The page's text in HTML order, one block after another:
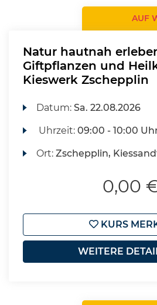
AUF
Natur hautnah
Giftpflanzen und
Kieswerk Zschepplin
Datum:Sa. 22.08.2026
Uhrzeit:09:00 - 10:00
Ort:Zschepplin,
0,00
KURS
WEITERE